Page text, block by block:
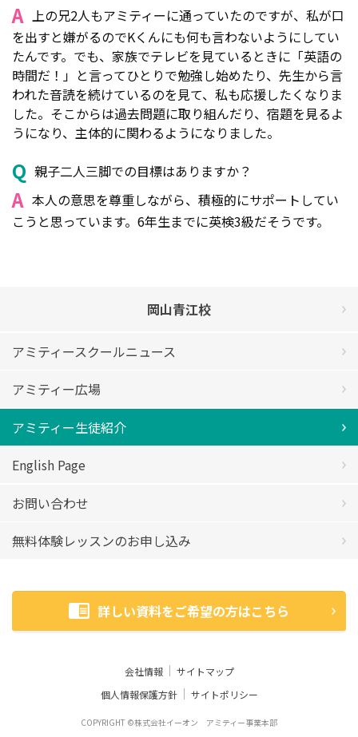
A 上の兄2人もアミティーに通っていたのですが、私が口
を出すと嫌がるのでKくんにも何も言わないようにしてい
たんです。でも、家族でテレビを見ているときに「英語の
時間だ！」と言ってひとりで勉強し始めたり、先生から言
われた音読を続けているのを見て、私も応援したくなりま
した。そこからは過去問題に取り組んだり、宿題を見るよ
うになり、主体的に関わるようになりました。
Q 親子二人三脚での目標はありますか？
A 本人の意思を尊重しながら、積極的にサポートしてい
こうと思っています。6年生までに英検3級だそうです。
岡山青江校
アミティースクールニュース
アミティー広場
アミティー生徒紹介
English Page
お問い合わせ
無料体験レッスンのお申し込み
詳しい資料をご希望の方はこちら
会社情報
サイトマップ
個人情報保護方針
サイトポリシー
COPYRIGHT ©株式会社イーオン アミティー事業本部